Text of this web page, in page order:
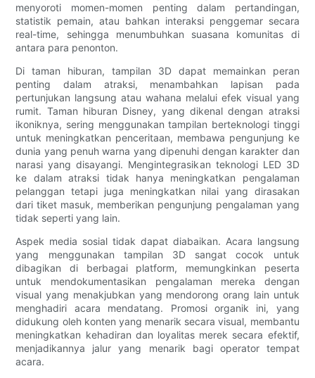
menyoroti momen-momen penting dalam pertandingan,
statistik pemain, atau bahkan interaksi penggemar secara
real-time, sehingga menumbuhkan suasana komunitas di
antara para penonton.
Di taman hiburan, tampilan 3D dapat memainkan peran
penting dalam atraksi, menambahkan lapisan pada
pertunjukan langsung atau wahana melalui efek visual yang
rumit. Taman hiburan Disney, yang dikenal dengan atraksi
ikoniknya, sering menggunakan tampilan berteknologi tinggi
untuk meningkatkan penceritaan, membawa pengunjung ke
dunia yang penuh warna yang dipenuhi dengan karakter dan
narasi yang disayangi. Mengintegrasikan teknologi LED 3D
ke dalam atraksi tidak hanya meningkatkan pengalaman
pelanggan tetapi juga meningkatkan nilai yang dirasakan
dari tiket masuk, memberikan pengunjung pengalaman yang
tidak seperti yang lain.
Aspek media sosial tidak dapat diabaikan. Acara langsung
yang menggunakan tampilan 3D sangat cocok untuk
dibagikan di berbagai platform, memungkinkan peserta
untuk mendokumentasikan pengalaman mereka dengan
visual yang menakjubkan yang mendorong orang lain untuk
menghadiri acara mendatang. Promosi organik ini, yang
didukung oleh konten yang menarik secara visual, membantu
meningkatkan kehadiran dan loyalitas merek secara efektif,
menjadikannya jalur yang menarik bagi operator tempat
acara.